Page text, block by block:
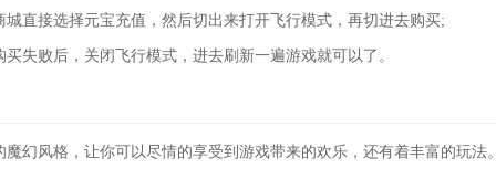
接选择元宝充值，然后切出来打开飞行模式，再切进去购买;
败后，关闭飞行模式，进去刷新一遍游戏就可以了。
风格，让你可以尽情的享受到游戏带来的欢乐，还有着丰富的玩法。